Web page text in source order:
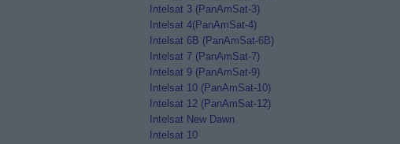
Intelsat 3 (PanAmSat-3)
Intelsat 4(PanAmSat-4)
Intelsat 6B (PanAmSat-6B)
Intelsat 7 (PanAmSat-7)
Intelsat 9 (PanAmSat-9)
Intelsat 10 (PanAmSat-10)
Intelsat 12 (PanAmSat-12)
Intelsat New Dawn
Intelsat 10